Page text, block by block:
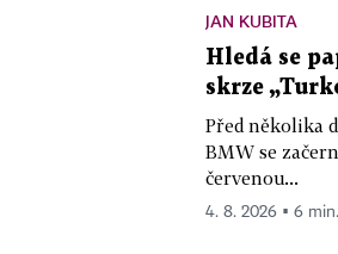
JAN KUBITA
Hledá se
skrze
Před několika
BMW se
červenou...
4. 8. 2026 ▪ 6